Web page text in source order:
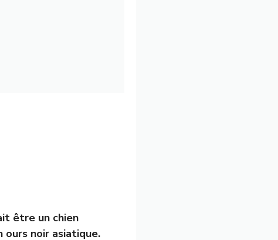
être un chien
ours noir asiatique.